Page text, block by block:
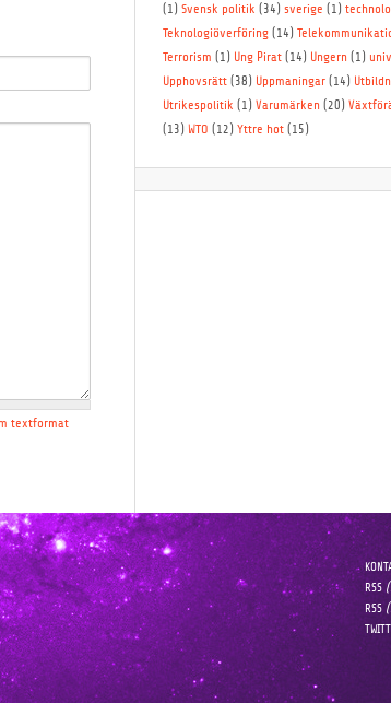
textformat
(1) Svensk politik (34) sverige (1)
Teknologiöverföring(14)
Terrorism (1) Ung Pirat(14) Ungern(1)
Upphovsrätt(38) Uppmaningar(14)
Utrikespolitik (1) Varumärken(20)
(13) WTO (12) Yttre hot(15)
RSS
RSS